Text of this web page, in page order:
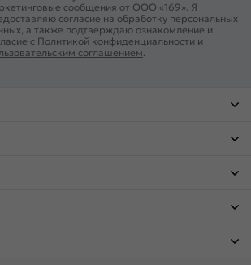
сообщения от ООО «169». Я
согласие на обработку персональных
а также подтверждаю ознакомление и
с Политикой конфиденциальности и
соглашением